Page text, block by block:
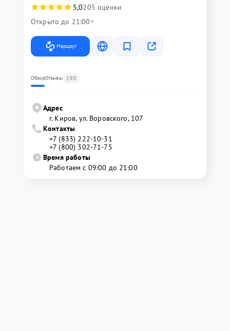
5,0205 оценки
Открыто до 21:00
Маршрут
ОбзорОтзывы 290
Адрес
г. Киров, ул. Воровского, 107
Контакты
+7 (833) 222-10-31
+7 (800) 302-71-75
Время работы
Работаем с 09:00 до 21:00